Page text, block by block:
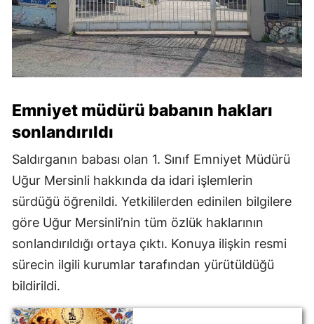
Emniyet müdürü babanın hakları
sonlandırıldı
Saldırganın babası olan 1. Sınıf Emniyet Müdürü
Uğur Mersinli hakkında da idari işlemlerin
sürdüğü öğrenildi. Yetkililerden edinilen bilgilere
göre Uğur Mersinli’nin tüm özlük haklarının
sonlandırıldığı ortaya çıktı. Konuya ilişkin resmi
sürecin ilgili kurumlar tarafından yürütüldüğü
bildirildi.